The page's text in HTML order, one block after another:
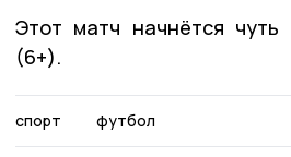
Этот матч начнётся
(6+).
спорт футбол